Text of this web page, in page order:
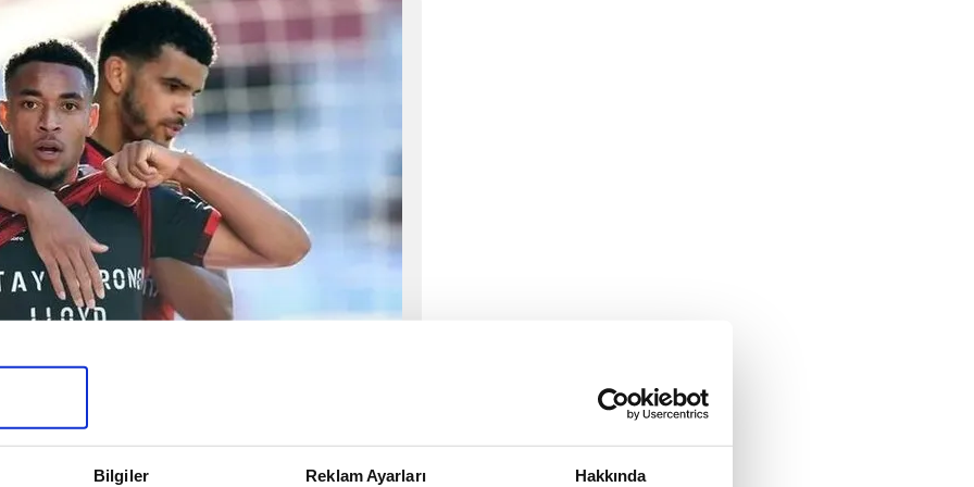
Bilgiler Reklam Ayarları Hakkında
çok istediği oyuncu için Leeds United da
Leeds'in teklifi sonrası transferde tüm
Danjuma için bekleme kararı aldığı öğrenildi.